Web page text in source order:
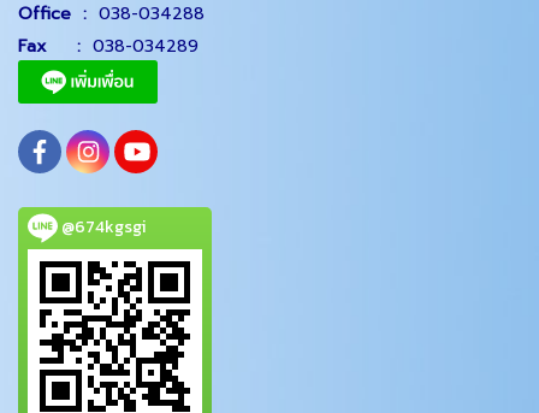
Office : 038-034288
Fax : 038-034289
@674kgsgi